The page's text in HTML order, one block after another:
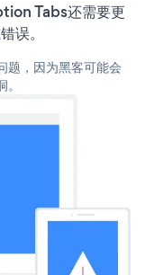
Tabs还需要更
误。
题，因为黑客可能会